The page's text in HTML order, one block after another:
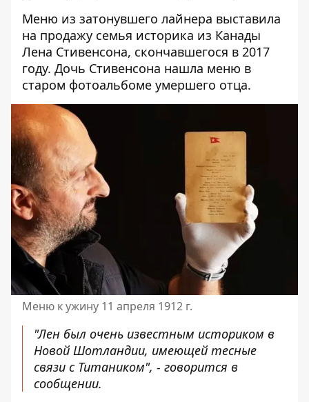
Меню из затонувшего лайнера выставила
на продажу семья историка из Канады
Лена Стивенсона, скончавшегося в 2017
году. Дочь Стивенсона нашла меню в
старом фотоальбоме умершего отца.
Меню к ужину 11 апреля 1912 г.
"Лен был очень известным историком в
Новой Шотландии, имеющей тесные
связи с Титаником", - говорится в
сообщении.